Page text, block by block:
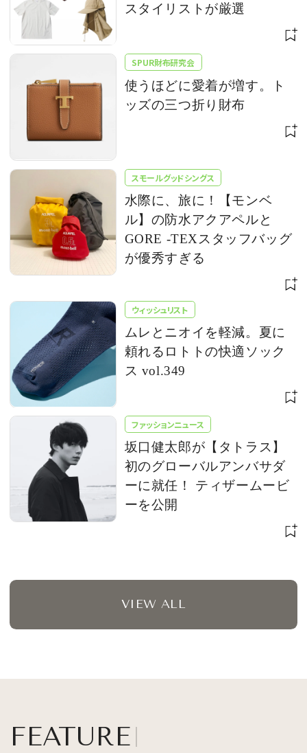
スタイリストが厳選
SPUR財布研究会
使うほどに愛着が増す。ト
ッズの三つ折り財布
スモールグッドシングス
水際に、旅に！【モンベ
ル】の防水アクアペルと
GORE -TEXスタッフバッグ
が優秀すぎる
ウィッシュリスト
ムレとニオイを軽減。夏に
頼れるロトトの快適ソック
ス vol.349
ファッションニュース
坂口健太郎が【タトラス】
初のグローバルアンバサダ
ーに就任！ ティザームービ
ーを公開
VIEW ALL
FEATURE